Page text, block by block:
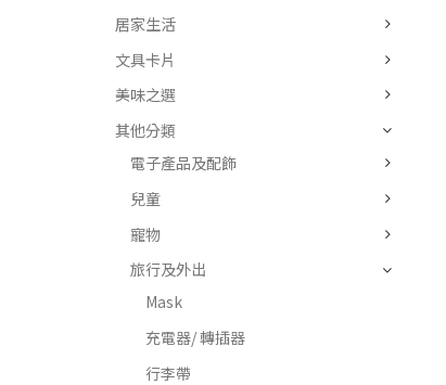
居家生活
文具卡片
美味之選
其他分類
電子產品及配飾
兒童
寵物
旅行及外出
Mask
充電器/ 轉插器
行李帶